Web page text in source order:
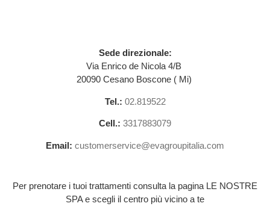
Sede direzionale:
Via Enrico de Nicola 4/B
20090 Cesano Boscone ( Mi)
Tel.: 02.819522
Cell.: 3317883079
Email: customerservice@evagroupitalia.com
Per prenotare i tuoi trattamenti consulta la pagina LE NOSTRE
SPA e scegli il centro più vicino a te